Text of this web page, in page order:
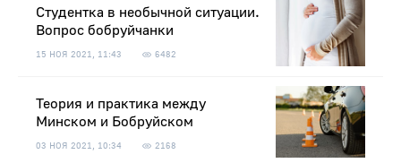
Студентка в необычной ситуации.
Вопрос бобруйчанки
15 НОЯ 2021, 11:43 6482
Теория и практика между
Минском и Бобруйском
03 НОЯ 2021, 10:34 2168